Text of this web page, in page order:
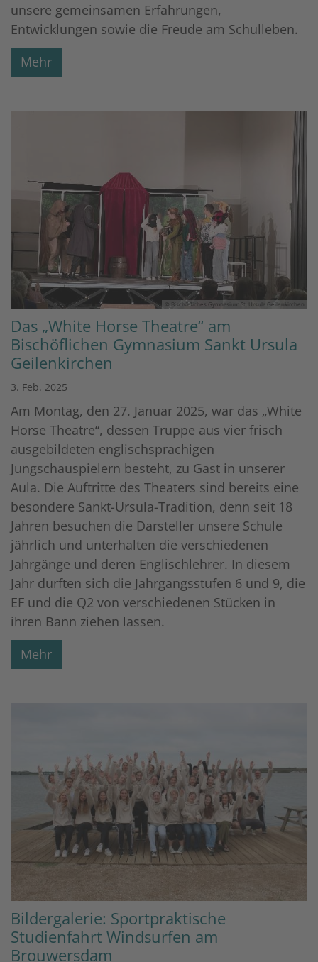
unsere gemeinsamen Erfahrungen,
Entwicklungen sowie die Freude am Schulleben.
Mehr
© Bischöfliches Gymnasium St. Ursula Geilenkirchen
Das „White Horse Theatre“ am
Bischöflichen Gymnasium Sankt Ursula
Geilenkirchen
3. Feb. 2025
Am Montag, den 27. Januar 2025, war das „White
Horse Theatre“, dessen Truppe aus vier frisch
ausgebildeten englischsprachigen
Jungschauspielern besteht, zu Gast in unserer
Aula. Die Auftritte des Theaters sind bereits eine
besondere Sankt-Ursula-Tradition, denn seit 18
Jahren besuchen die Darsteller unsere Schule
jährlich und unterhalten die verschiedenen
Jahrgänge und deren Englischlehrer. In diesem
Jahr durften sich die Jahrgangsstufen 6 und 9, die
EF und die Q2 von verschiedenen Stücken in
ihren Bann ziehen lassen.
Mehr
Bildergalerie: Sportpraktische
Studienfahrt Windsurfen am
Brouwersdam